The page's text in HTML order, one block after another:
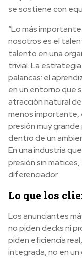
se sostiene con
“Lo más
nosotros es el
talento en una
trivial. La
palancas: el
en un entorno que
atracción natural
menos importante,
presión muy
dentro de un
En una industria
presión sin matices,
diferenciador.
Lo que los
Los anunciantes
no piden decks ni
piden eficiencia
integrada, no en